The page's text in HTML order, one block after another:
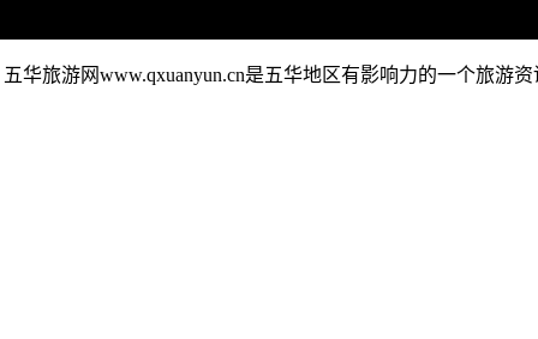
五华旅游网www.qxuanyun.cn是五华地区有影响力的一个旅游